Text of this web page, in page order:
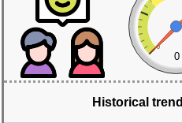
0
0
Historical